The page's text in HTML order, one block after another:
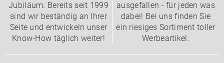
Jubiläum. Bereits seit 1999
sind wir beständig an Ihrer
Seite und entwickeln unser
Know-How täglich weiter!
ausgefallen - für jeden was
dabei! Bei uns finden Sie
ein riesiges Sortiment toller
Werbeartikel.